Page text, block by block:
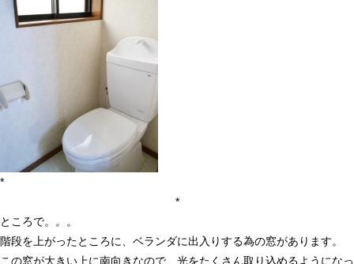
*
*
ところで。。。
階段を上がったところに、ベランダに出入りする為の窓があります。
この窓が大きい上に南向きなので、光をたくさん取り込めるようになっ